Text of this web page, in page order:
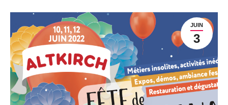
JUIN
3